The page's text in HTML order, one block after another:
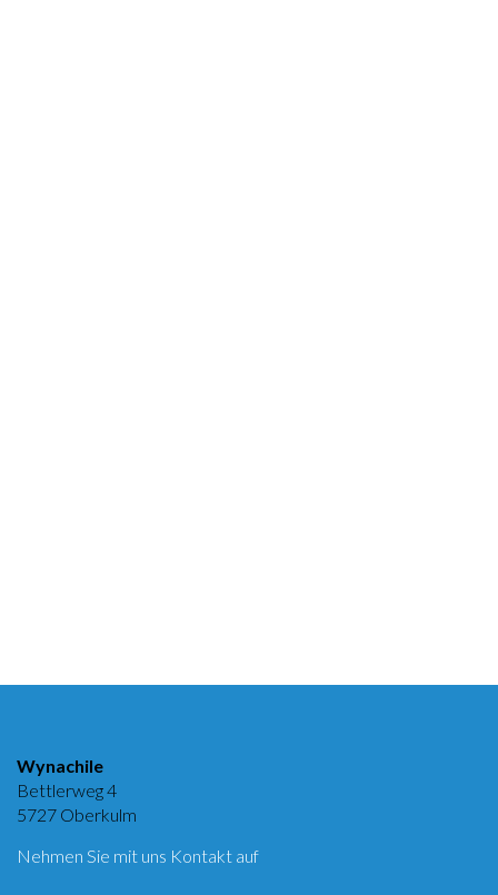
Wynachile
Bettlerweg 4
5727 Oberkulm
Nehmen Sie mit uns Kontakt auf